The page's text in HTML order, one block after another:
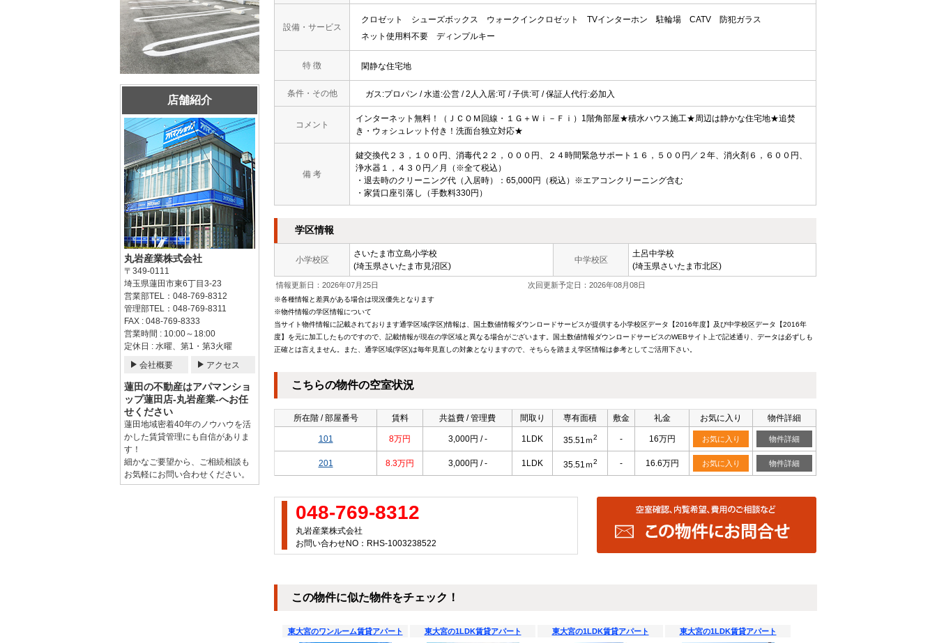
設備・サービス
クロゼット シューズボックス ウォークインクロゼット TVインターホン 駐輪場 CATV
防犯ガラス
ネット使用料不要
ディンプルキー
特 徴 閑静な住宅地
条件・その他 ガス:プロパン / 水道:公営 / 2人入居:可 / 子供:可 / 保証人代行:必加入
コメント
インターネット無料！（ＪＣＯＭ回線・１Ｇ＋Ｗｉ－Ｆｉ）1階角部屋★積水ハウス施工★周辺は静かな住宅地★追焚
き・ウォシュレット付き！洗面台独立対応★
備 考
鍵交換代２３，１００円、消毒代２２，０００円、２４時間緊急サポート１６，５００円／２年、消火剤６，６００円、
浄水器１，４３０円／月（※全て税込）
・退去時のクリーニング代（入居時）：65,000円（税込）※エアコンクリーニング含む
・家賃口座引落し（手数料330円）
学区情報
小学校区
さいたま市立島小学校
(埼玉県さいたま市見沼区)
中学校区
土呂中学校
(埼玉県さいたま市北区)
情報更新日：2026年07月25日 次回更新予定日：2026年08月08日
※各種情報と差異がある場合は現況優先となります
※物件情報の学区情報について
当サイト物件情報に記載されております通学区域(学区)情報は、国土数値情報ダウンロードサービスが提供する小学校区データ【2016年度】及び中学校区データ【2016年
度】を元に加工したものですので、記載情報が現在の学区域と異なる場合がございます。国土数値情報ダウンロードサービスのWEBサイト上で記述通り、データは必ずしも
正確とは言えません。また、通学区域(学区)は毎年見直しの対象となりますので、そちらを踏まえ学区情報は参考としてご活用下さい。
こちらの物件の空室状況
所在階 / 部屋番号 賃料 共益費 / 管理費 間取り 専有面積 敷金 礼金 お気に入り 物件詳細
101 8万円 3,000円 / - 1LDK 35.51ｍ2 - 16万円 お気に入り 物件詳細
201 8.3万円 3,000円 / - 1LDK 35.51ｍ2 - 16.6万円 お気に入り 物件詳細
048-769-8312
丸岩産業株式会社
お問い合わせNO：RHS-1003238522
この物件に似た物件をチェック！
東大宮のワンルーム賃貸アパート 東大宮の1LDK賃貸アパート 東大宮の1LDK賃貸アパート 東大宮の1LDK賃貸アパート
店舗紹介
丸岩産業株式会社
〒349-0111
埼玉県蓮田市東6丁目3-23
営業部TEL：048-769-8312
管理部TEL：048-769-8311
FAX : 048-769-8333
営業時間 : 10:00～18:00
定休日 : 水曜、第1・第3火曜
会社概要
アクセス
蓮田の不動産はアパマンショ
ップ蓮田店-丸岩産業-へお任
せください
蓮田地域密着40年のノウハウを活
かした賃貸管理にも自信がありま
す！
細かなご要望から、ご相続相談も
お気軽にお問い合わせください。